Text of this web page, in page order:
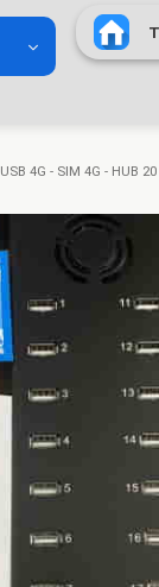
USB 4G - SIM 4G - HUB 20